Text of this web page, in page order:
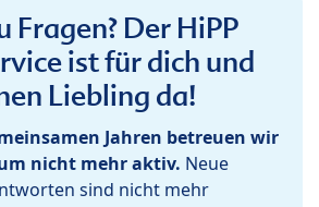
Fragen? Der HiPP
ist für dich und
Liebling da!
Jahren betreuen wir
nicht mehr aktiv. Neue
sind nicht mehr